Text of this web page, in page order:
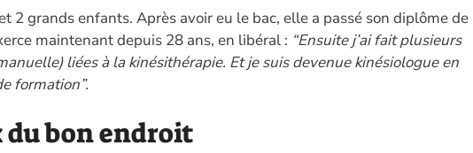
2 grands enfants. Après avoir eu le bac, elle a passé son diplôme de
maintenant depuis 28 ans, en libéral : “Ensuite j’ai fait plusieurs
liées à la kinésithérapie. Et je suis devenue kinésiologue en
formation”.
du bon endroit